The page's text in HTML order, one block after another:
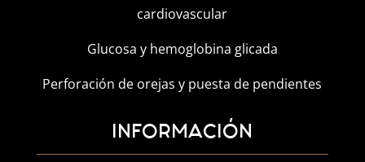
cardiovascular
Glucosa y hemoglobina glicada
Perforación de orejas y puesta de pendientes
INFORMACIÓN